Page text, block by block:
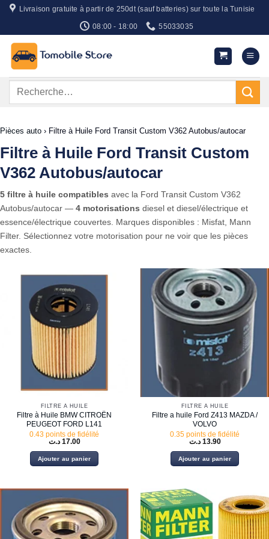
Passer
contenu
Livraison gratuite à partir de 250dt (sauf batteries) sur toute la Tunisie
08:00 - 18:00 55033035
Recherche
Pièces auto › Filtre à Huile Ford Transit Custom V362 Autobus/autocar
Filtre à Huile Ford Transit Custom
V362 Autobus/autocar
5 filtre à huile compatibles avec la Ford Transit Custom V362
Autobus/autocar — 4 motorisations diesel et diesel/électrique et
essence/électrique couvertes. Marques disponibles : Misfat, Mann
Filter. Sélectionnez votre motorisation pour ne voir que les pièces
exactes.
FILTRE À HUILE
Filtre à Huile BMW CITROËN
PEUGEOT FORD L141
0.43 points de fidélité
17.00 د.ت
Ajouter au panier
FILTRE À HUILE
Filtre a huile Ford Z413 MAZDA /
VOLVO
0.35 points de fidélité
13.90 د.ت
Ajouter au panier